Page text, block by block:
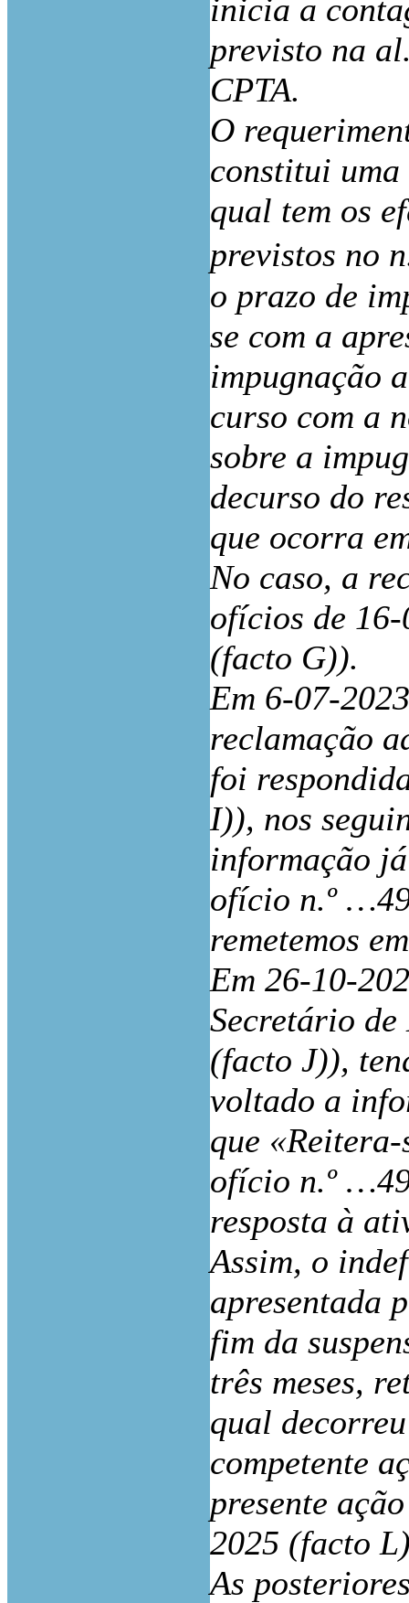
inicia a
previsto na
CPTA.
O
constitui
qual tem os
previstos no
o prazo de
se com a
impugnação
curso com a
sobre a
decurso do
que ocorra
No caso, a
ofícios de
(facto G)).
Em 6-07-
reclamação
foi
I)), nos
informação
ofício n.º
remetemos
Em 26-10-
Secretário de
(facto J)),
voltado a
que
ofício n.º
resposta à
Assim, o
apresentada
fim da
três meses,
qual
competente
presente
2025 (facto
As